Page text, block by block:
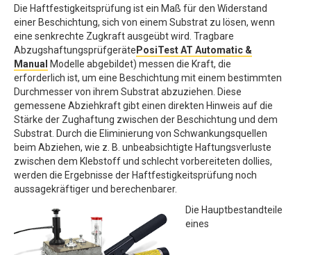
Die Haftfestigkeitsprüfung ist ein Maß für den Widerstand
einer Beschichtung, sich von einem Substrat zu lösen, wenn
eine senkrechte Zugkraft ausgeübt wird. Tragbare
Abzugshaftungsprüfgeräte PosiTest AT Automatic &
Manual
Modelle abgebildet) messen die Kraft, die
erforderlich ist, um eine Beschichtung mit einem bestimmten
Durchmesser von ihrem Substrat abzuziehen. Diese
gemessene Abziehkraft gibt einen direkten Hinweis auf die
Stärke der Zughaftung zwischen der Beschichtung und dem
Substrat. Durch die Eliminierung von Schwankungsquellen
beim Abziehen, wie z. B. unbeabsichtigte Haftungsverluste
zwischen dem Klebstoff und schlecht vorbereiteten dollies,
werden die Ergebnisse der Haftfestigkeitsprüfung noch
aussagekräftiger und berechenbarer.
Die Hauptbestandteile
eines